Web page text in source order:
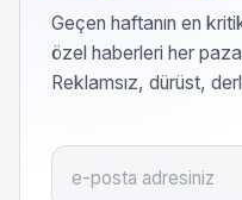
Geçen haftanın en
özel haberleri her
Reklamsız, dürüst,